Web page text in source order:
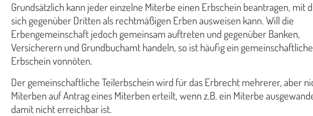
Grundsätzlich kann jeder einzelne Miterbe einen Erbschein beantragen, mit
sich gegenüber Dritten als rechtmäßigen Erben ausweisen kann. Will die
Erbengemeinschaft jedoch gemeinsam auftreten und gegenüber Banken,
Versicherern und Grundbuchamt handeln, so ist häufig ein
Erbschein vonnöten.
Der gemeinschaftliche Teilerbschein wird für das Erbrecht mehrerer, aber
Miterben auf Antrag eines Miterben erteilt, wenn z.B. ein Miterbe
damit nicht erreichbar ist.